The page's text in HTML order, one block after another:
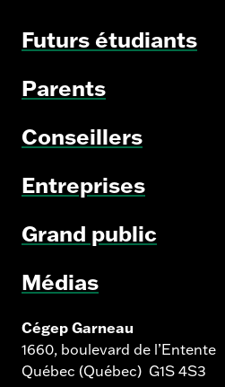
Cégep Garneau
1660, boulevard de l’Entente
Québec (Québec) G1S 4S3
Futurs étudiants
Parents
Conseillers
Entreprises
Grand public
Médias